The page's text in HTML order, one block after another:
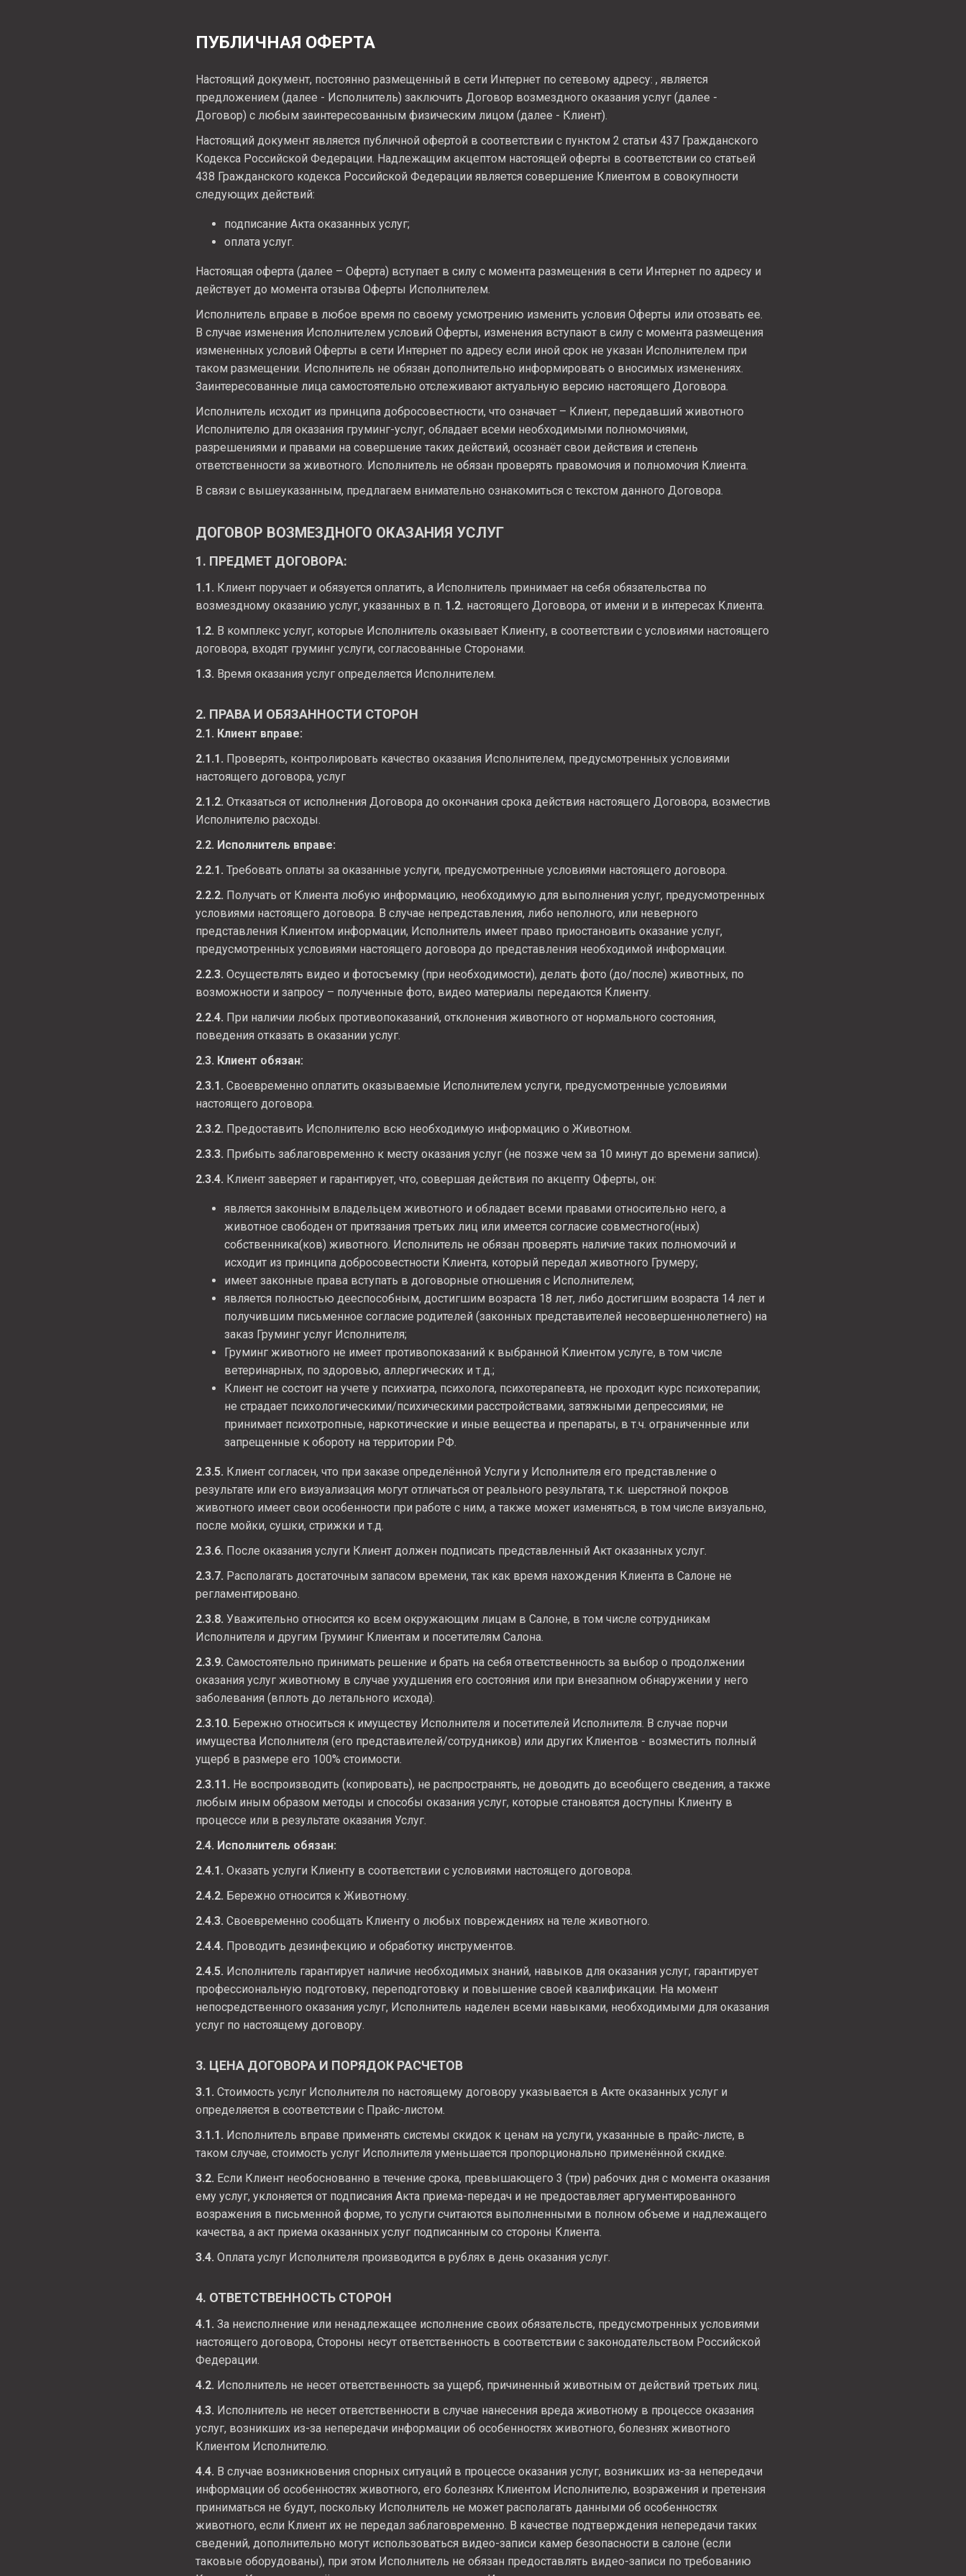
ПУБЛИЧНАЯ ОФЕРТА
Настоящий документ, постоянно размещенный в сети Интернет по сетевому адресу: , является
предложением (далее - Исполнитель) заключить Договор возмездного оказания услуг (далее -
Договор) с любым заинтересованным физическим лицом (далее - Клиент).
Настоящий документ является публичной офертой в соответствии с пунктом 2 статьи 437 Гражданского
Кодекса Российской Федерации. Надлежащим акцептом настоящей оферты в соответствии со статьей
438 Гражданского кодекса Российской Федерации является совершение Клиентом в совокупности
следующих действий:
подписание Акта оказанных услуг;
оплата услуг.
Настоящая оферта (далее – Оферта) вступает в силу с момента размещения в сети Интернет по адресу и
действует до момента отзыва Оферты Исполнителем.
Исполнитель вправе в любое время по своему усмотрению изменить условия Оферты или отозвать ее.
В случае изменения Исполнителем условий Оферты, изменения вступают в силу с момента размещения
измененных условий Оферты в сети Интернет по адресу если иной срок не указан Исполнителем при
таком размещении. Исполнитель не обязан дополнительно информировать о вносимых изменениях.
Заинтересованные лица самостоятельно отслеживают актуальную версию настоящего Договора.
Исполнитель исходит из принципа добросовестности, что означает – Клиент, передавший животного
Исполнителю для оказания груминг-услуг, обладает всеми необходимыми полномочиями,
разрешениями и правами на совершение таких действий, осознаёт свои действия и степень
ответственности за животного. Исполнитель не обязан проверять правомочия и полномочия Клиента.
В связи с вышеуказанным, предлагаем внимательно ознакомиться с текстом данного Договора.
ДОГОВОР ВОЗМЕЗДНОГО ОКАЗАНИЯ УСЛУГ
1. ПРЕДМЕТ ДОГОВОРА:
1.1. Клиент поручает и обязуется оплатить, а Исполнитель принимает на себя обязательства по
возмездному оказанию услуг, указанных в п. 1.2. настоящего Договора, от имени и в интересах Клиента.
1.2. В комплекс услуг, которые Исполнитель оказывает Клиенту, в соответствии с условиями настоящего
договора, входят груминг услуги, согласованные Сторонами.
1.3. Время оказания услуг определяется Исполнителем.
2. ПРАВА И ОБЯЗАННОСТИ СТОРОН
2.1. Клиент вправе:
2.1.1. Проверять, контролировать качество оказания Исполнителем, предусмотренных условиями
настоящего договора, услуг
2.1.2. Отказаться от исполнения Договора до окончания срока действия настоящего Договора, возместив
Исполнителю расходы.
2.2. Исполнитель вправе:
2.2.1. Требовать оплаты за оказанные услуги, предусмотренные условиями настоящего договора.
2.2.2. Получать от Клиента любую информацию, необходимую для выполнения услуг, предусмотренных
условиями настоящего договора. В случае непредставления, либо неполного, или неверного
представления Клиентом информации, Исполнитель имеет право приостановить оказание услуг,
предусмотренных условиями настоящего договора до представления необходимой информации.
2.2.3. Осуществлять видео и фотосъемку (при необходимости), делать фото (до/после) животных, по
возможности и запросу – полученные фото, видео материалы передаются Клиенту.
2.2.4. При наличии любых противопоказаний, отклонения животного от нормального состояния,
поведения отказать в оказании услуг.
2.3. Клиент обязан:
2.3.1. Своевременно оплатить оказываемые Исполнителем услуги, предусмотренные условиями
настоящего договора.
2.3.2. Предоставить Исполнителю всю необходимую информацию о Животном.
2.3.3. Прибыть заблаговременно к месту оказания услуг (не позже чем за 10 минут до времени записи).
2.3.4. Клиент заверяет и гарантирует, что, совершая действия по акцепту Оферты, он:
является законным владельцем животного и обладает всеми правами относительно него, а
животное свободен от притязания третьих лиц или имеется согласие совместного(ных)
собственника(ков) животного. Исполнитель не обязан проверять наличие таких полномочий и
исходит из принципа добросовестности Клиента, который передал животного Грумеру;
имеет законные права вступать в договорные отношения с Исполнителем;
является полностью дееспособным, достигшим возраста 18 лет, либо достигшим возраста 14 лет и
получившим письменное согласие родителей (законных представителей несовершеннолетнего) на
заказ Груминг услуг Исполнителя;
Груминг животного не имеет противопоказаний к выбранной Клиентом услуге, в том числе
ветеринарных, по здоровью, аллергических и т.д.;
Клиент не состоит на учете у психиатра, психолога, психотерапевта, не проходит курс психотерапии;
не страдает психологическими/психическими расстройствами, затяжными депрессиями; не
принимает психотропные, наркотические и иные вещества и препараты, в т.ч. ограниченные или
запрещенные к обороту на территории РФ.
2.3.5. Клиент согласен, что при заказе определённой Услуги у Исполнителя его представление о
результате или его визуализация могут отличаться от реального результата, т.к. шерстяной покров
животного имеет свои особенности при работе с ним, а также может изменяться, в том числе визуально,
после мойки, сушки, стрижки и т.д.
2.3.6. После оказания услуги Клиент должен подписать представленный Акт оказанных услуг.
2.3.7. Располагать достаточным запасом времени, так как время нахождения Клиента в Салоне не
регламентировано.
2.3.8. Уважительно относится ко всем окружающим лицам в Салоне, в том числе сотрудникам
Исполнителя и другим Груминг Клиентам и посетителям Салона.
2.3.9. Самостоятельно принимать решение и брать на себя ответственность за выбор о продолжении
оказания услуг животному в случае ухудшения его состояния или при внезапном обнаружении у него
заболевания (вплоть до летального исхода).
2.3.10. Бережно относиться к имуществу Исполнителя и посетителей Исполнителя. В случае порчи
имущества Исполнителя (его представителей/сотрудников) или других Клиентов - возместить полный
ущерб в размере его 100% стоимости.
2.3.11. Не воспроизводить (копировать), не распространять, не доводить до всеобщего сведения, а также
любым иным образом методы и способы оказания услуг, которые становятся доступны Клиенту в
процессе или в результате оказания Услуг.
2.4. Исполнитель обязан:
2.4.1. Оказать услуги Клиенту в соответствии с условиями настоящего договора.
2.4.2. Бережно относится к Животному.
2.4.3. Своевременно сообщать Клиенту о любых повреждениях на теле животного.
2.4.4. Проводить дезинфекцию и обработку инструментов.
2.4.5. Исполнитель гарантирует наличие необходимых знаний, навыков для оказания услуг, гарантирует
профессиональную подготовку, переподготовку и повышение своей квалификации. На момент
непосредственного оказания услуг, Исполнитель наделен всеми навыками, необходимыми для оказания
услуг по настоящему договору.
3. ЦЕНА ДОГОВОРА И ПОРЯДОК РАСЧЕТОВ
3.1. Стоимость услуг Исполнителя по настоящему договору указывается в Акте оказанных услуг и
определяется в соответствии с Прайс-листом.
3.1.1. Исполнитель вправе применять системы скидок к ценам на услуги, указанные в прайс-листе, в
таком случае, стоимость услуг Исполнителя уменьшается пропорционально применённой скидке.
3.2. Если Клиент необоснованно в течение срока, превышающего 3 (три) рабочих дня с момента оказания
ему услуг, уклоняется от подписания Акта приема-передач и не предоставляет аргументированного
возражения в письменной форме, то услуги считаются выполненными в полном объеме и надлежащего
качества, а акт приема оказанных услуг подписанным со стороны Клиента.
3.4. Оплата услуг Исполнителя производится в рублях в день оказания услуг.
4. ОТВЕТСТВЕННОСТЬ СТОРОН
4.1. За неисполнение или ненадлежащее исполнение своих обязательств, предусмотренных условиями
настоящего договора, Стороны несут ответственность в соответствии с законодательством Российской
Федерации.
4.2. Исполнитель не несет ответственность за ущерб, причиненный животным от действий третьих лиц.
4.3. Исполнитель не несет ответственности в случае нанесения вреда животному в процессе оказания
услуг, возникших из-за непередачи информации об особенностях животного, болезнях животного
Клиентом Исполнителю.
4.4. В случае возникновения спорных ситуаций в процессе оказания услуг, возникших из-за непередачи
информации об особенностях животного, его болезнях Клиентом Исполнителю, возражения и претензия
приниматься не будут, поскольку Исполнитель не может располагать данными об особенностях
животного, если Клиент их не передал заблаговременно. В качестве подтверждения непередачи таких
сведений, дополнительно могут использоваться видео-записи камер безопасности в салоне (если
таковые оборудованы), при этом Исполнитель не обязан предоставлять видео-записи по требованию